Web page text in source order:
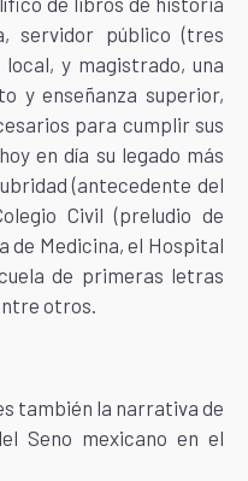
servidor público (tres
y magistrado, una
y enseñanza superior,
para cumplir sus
en día su legado más
(antecedente del
Civil (preludio de
de Medicina, el Hospital
de primeras letras
otros.
también la narrativa de
Seno mexicano en el